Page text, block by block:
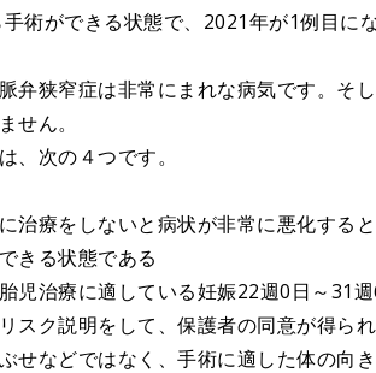
術ができる状態で、2021年が1例目に
狭窄症は非常にまれな病気です。そ
せん。
、次の４つです。
治療をしないと病状が非常に悪化する
きる状態である
児治療に適している妊娠22週0日～31
スク説明をして、保護者の同意が得ら
せなどではなく、手術に適した体の向